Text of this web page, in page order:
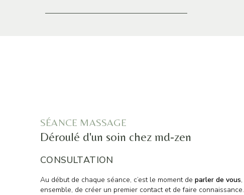
SÉANCE MASSAGE
Déroulé d'un soin chez md-zen
CONSULTATION
Au début de chaque séance, c’est le moment de parler de vous,
ensemble, de créer un premier contact et de faire connaissance.